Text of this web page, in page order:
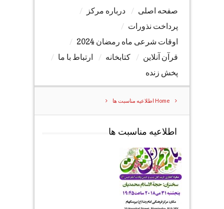
صفحه اصلی
درباره مرکز
پرداخت نذورات
اوقات شرعی ماه رمضان 2024
قرآن آنلاین
کتابخانه
ارتباط با ما
پخش زنده
Home اطلاعیه مناسبت ها
اطلاعیه مناسبت ها